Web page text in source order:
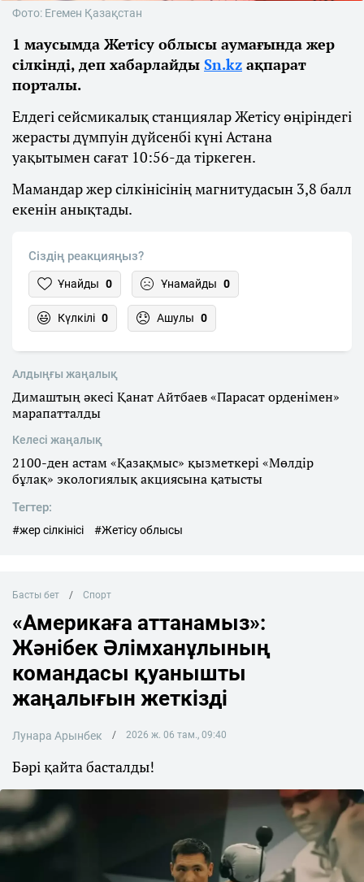
Фото: Егемен Қазақстан
1 маусымда Жетісу облысы аумағында жер
сілкінді, деп хабарлайды Sn.kz ақпарат
порталы.
Елдегі сейсмикалық станциялар Жетісу өңіріндегі
жерасты дүмпуін дүйсенбі күні Астана
уақытымен сағат 10:56-да тіркеген.
Мамандар жер сілкінісінің магнитудасын 3,8 балл
екенін анықтады.
Сіздің реакцияңыз?
Ұнайды 0 Ұнамайды 0
Күлкілі 0 Ашулы 0
Алдыңғы жаңалық
Димаштың әкесі Қанат Айтбаев «Парасат орденімен»
марапатталды
Келесі жаңалық
2100-ден астам «Қазақмыс» қызметкері «Мөлдір
бұлақ» экологиялық акциясына қатысты
Тегтер:
#жер сілкінісі #Жетісу облысы
Басты бет Спорт
«Америкаға аттанамыз»:
Жәнібек Әлімханұлының
командасы қуанышты
жаңалығын жеткізді
Лунара Арынбек 2026 ж. 06 там., 09:40
Бәрі қайта басталды!